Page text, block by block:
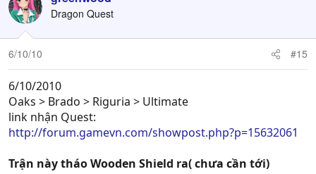
Dragon Quest
6/10/10 #15
6/10/2010
Oaks > Brado > Riguria > Ultimate
link nhận Quest:
http://forum.gamevn.com/showpost.php?p=15632061
Trận này tháo Wooden Shield ra( chưa cần tới)